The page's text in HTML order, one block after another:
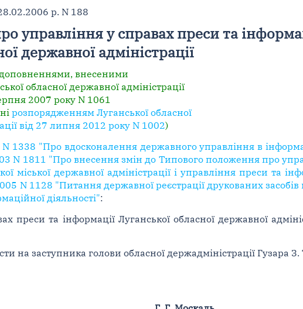
р. N 188
управління у справах преси та
державної адміністрації
доповненнями, внесеними
обласної державної адміністрації
2007 року N 1061
розпорядженням Луганської обласної
від 27 липня 2012 року N 1002)
1338 "Про вдосконалення державного управління в
N 1811 "Про внесення змін до Типового положення про
міської державної адміністрації і управління преси та
N 1128 "Питання державної реєстрації друкованих засобів
діяльності":
та інформації Луганської обласної державної
на заступника голови обласної держадміністрації Гузара З.